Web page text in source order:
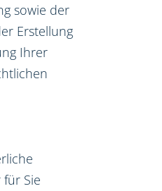
sowie der
Erstellung
Ihrer
Sie